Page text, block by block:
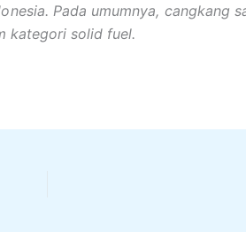
Pada umumnya, cangkang
kategori solid fuel.